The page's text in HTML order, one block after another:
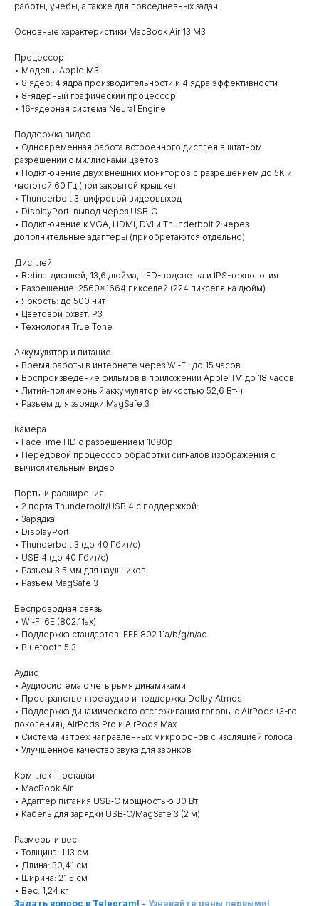
работы, учебы, а также для повседневных задач.
Основные характеристики MacBook Air 13 M3
Процессор
• Модель: Apple M3
• 8 ядер: 4 ядра производительности и 4 ядра эффективности
• 8-ядерный графический процессор
• 16-ядерная система Neural Engine
Поддержка видео
• Одновременная работа встроенного дисплея в штатном
разрешении с миллионами цветов
• Подключение двух внешних мониторов с разрешением до 5K и
частотой 60 Гц (при закрытой крышке)
• Thunderbolt 3: цифровой видеовыход
• DisplayPort: вывод через USB‑C
• Подключение к VGA, HDMI, DVI и Thunderbolt 2 через
дополнительные адаптеры (приобретаются отдельно)
Дисплей
• Retina-дисплей, 13,6 дюйма, LED-подсветка и IPS-технология
• Разрешение: 2560×1664 пикселей (224 пикселя на дюйм)
• Яркость: до 500 нит
• Цветовой охват: P3
• Технология True Tone
Аккумулятор и питание
• Время работы в интернете через Wi‑Fi: до 15 часов
• Воспроизведение фильмов в приложении Apple TV: до 18 часов
• Литий-полимерный аккумулятор ёмкостью 52,6 Вт∙ч
• Разъем для зарядки MagSafe 3
Камера
• FaceTime HD с разрешением 1080p
• Передовой процессор обработки сигналов изображения с
вычислительным видео
Порты и расширения
• 2 порта Thunderbolt/USB 4 с поддержкой:
• Зарядка
• DisplayPort
• Thunderbolt 3 (до 40 Гбит/с)
• USB 4 (до 40 Гбит/с)
• Разъем 3,5 мм для наушников
• Разъем MagSafe 3
Беспроводная связь
• Wi‑Fi 6E (802.11ax)
• Поддержка стандартов IEEE 802.11a/b/g/n/ac
• Bluetooth 5.3
Аудио
• Аудиосистема с четырьмя динамиками
• Пространственное аудио и поддержка Dolby Atmos
• Поддержка динамического отслеживания головы с AirPods (3-го
поколения), AirPods Pro и AirPods Max
• Система из трех направленных микрофонов с изоляцией голоса
• Улучшенное качество звука для звонков
Комплект поставки
• MacBook Air
• Адаптер питания USB‑C мощностью 30 Вт
• Кабель для зарядки USB‑C/MagSafe 3 (2 м)
Размеры и вес
• Толщина: 1,13 см
• Длина: 30,41 см
• Ширина: 21,5 см
• Вес: 1,24 кг
Задать вопрос в Telegram! - Узнавайте цены первыми!